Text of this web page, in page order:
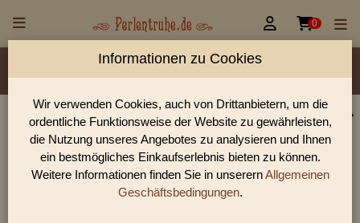
 0
Material/Glassorte Sorte/Form Farbe
Größen
Lochdurchmesser
Perlen Shop für gedrückte Perlen runde 7,0 mm
In unserem Perlen Shop finden sie zahlreich gedrückte Perlen
runde 7,0 mm und viele weiter Glasperlen.
Informationen zu Cookies
Wir verwenden Cookies, auch von Drittanbietern, um die
ordentliche Funktionsweise der Website zu gewährleisten,
die Nutzung unseres Angebotes zu analysieren und Ihnen
ein bestmögliches Einkaufserlebnis bieten zu können.
Weitere Informationen finden Sie in unserernAllgemeinen
Geschäftsbedingungen.